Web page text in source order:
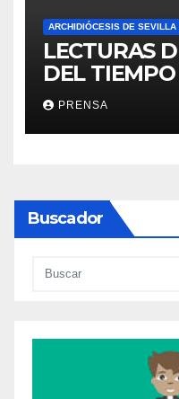
ARCHIDIÓCESIS DE SEVILLA
LECTURAS
DEL
PRENSA
Buscador